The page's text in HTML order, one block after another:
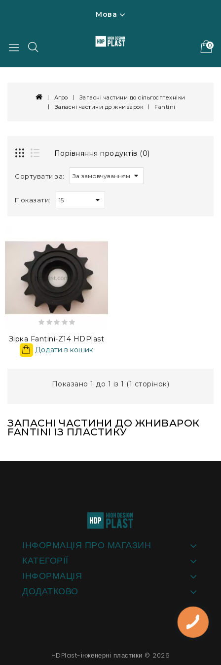
Мова
0
Агро
Запасні частини до сільгосптехніки
Запасні частини до жниварок
Fantini
Порівняння продуктів (0)
Сортувати за:
Показати:
Зірка Fantini-Z14 HDPlast
Додати в кошик
Показано 1 до 1 із 1 (1 сторінок)
ЗАПАСНІ ЧАСТИНИ ДО ЖНИВАРОК
FANTINI ІЗ ПЛАСТИКУ
ІНФОРМАЦІЯ ПРО МАГАЗИН
КАТЕГОРІЇ
ІНФОРМАЦІЯ
ДОДАТКОВО
HDPlast-інженерні пластики © 2026